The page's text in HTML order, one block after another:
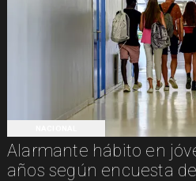
Alarmante hábito en
años según encuesta